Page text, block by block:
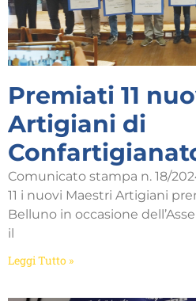
Premiati 11
Artigiani di
Comunicato stampa n. 18/
11 i nuovi Maestri Artigiani
Belluno in occasione
il
Leggi Tutto »